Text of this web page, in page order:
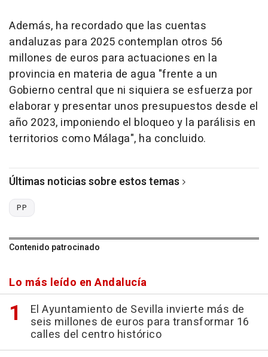
Además, ha recordado que las cuentas
andaluzas para 2025 contemplan otros 56
millones de euros para actuaciones en la
provincia en materia de agua "frente a un
Gobierno central que ni siquiera se esfuerza por
elaborar y presentar unos presupuestos desde el
año 2023, imponiendo el bloqueo y la parálisis en
territorios como Málaga", ha concluido.
Últimas noticias sobre estos temas
PP
Contenido patrocinado
Lo más leído en Andalucía
El Ayuntamiento de Sevilla invierte más de
seis millones de euros para transformar 16
calles del centro histórico